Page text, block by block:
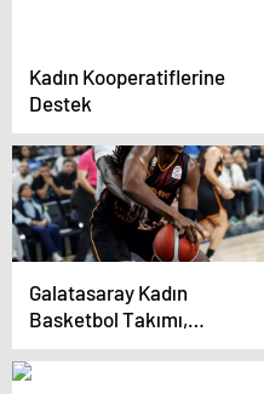
Kadın Kooperatiflerine
Destek
Galatasaray Kadın
Basketbol Takımı,
Mersin’i Deplasmanda
Geçti